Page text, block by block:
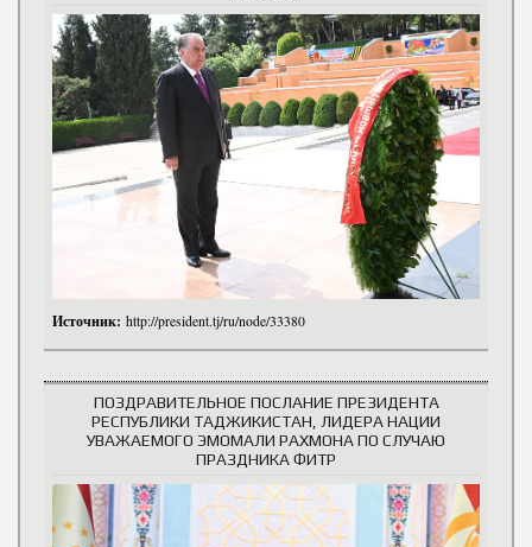
Источник: http://president.tj/ru/node/33380
ПОЗДРАВИТЕЛЬНОЕ ПОСЛАНИЕ ПРЕЗИДЕНТА
РЕСПУБЛИКИ ТАДЖИКИСТАН, ЛИДЕРА НАЦИИ
УВАЖАЕМОГО ЭМОМАЛИ РАХМОНА ПО СЛУЧАЮ
ПРАЗДНИКА ФИТР